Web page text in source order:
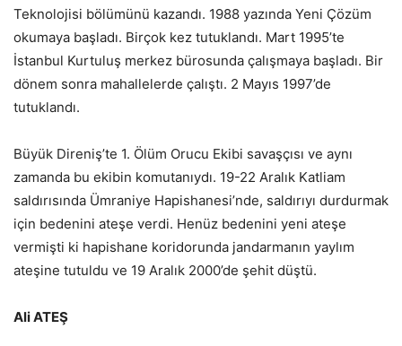
Teknolojisi bölümünü kazandı. 1988 yazında Yeni Çözüm
okumaya başladı. Birçok kez tutuklandı. Mart 1995’te
İstanbul Kurtuluş merkez bürosunda çalışmaya başladı. Bir
dönem sonra mahallelerde çalıştı. 2 Mayıs 1997’de
tutuklandı.
Büyük Direniş’te 1. Ölüm Orucu Ekibi savaşçısı ve aynı
zamanda bu ekibin komutanıydı. 19-22 Aralık Katliam
saldırısında Ümraniye Hapishanesi’nde, saldırıyı durdurmak
için bedenini ateşe verdi. Henüz bedenini yeni ateşe
vermişti ki hapishane koridorunda jandarmanın yaylım
ateşine tutuldu ve 19 Aralık 2000’de şehit düştü.
Ali ATEŞ